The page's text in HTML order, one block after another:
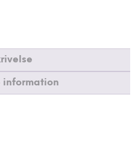
information